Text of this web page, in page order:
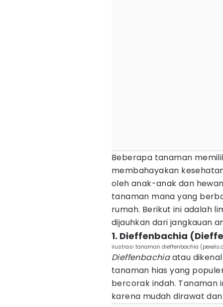
Beberapa tanaman
membahayakan
oleh anak-anak dan
tanaman mana yang
rumah. Berikut ini adalah
dijauhkan dari jangkauan
1. Dieffenbachia
ilustrasi tanaman dieffenbachia
Dieffenbachiaatau
tanaman hias yang
bercorak indah. Tanaman
karena mudah dirawat